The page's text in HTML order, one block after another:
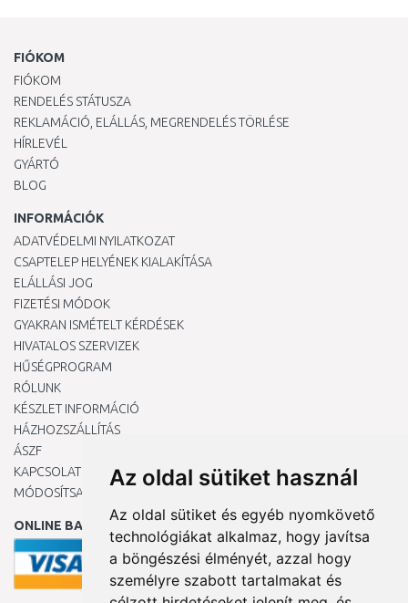
Az oldal sütiket használ
Az oldal sütiket és egyéb nyomkövető
technológiákat alkalmaz, hogy javítsa
a böngészési élményét, azzal hogy
személyre szabott tartalmakat és
FIÓKOM
FIÓKOM
RENDELÉS STÁTUSZA
REKLAMÁCIÓ, ELÁLLÁS, MEGRENDELÉS TÖRLÉSE
HÍRLEVÉL
GYÁRTÓ
BLOG
INFORMÁCIÓK
ADATVÉDELMI NYILATKOZAT
CSAPTELEP HELYÉNEK KIALAKÍTÁSA
ELÁLLÁSI JOG
FIZETÉSI MÓDOK
GYAKRAN ISMÉTELT KÉRDÉSEK
HIVATALOS SZERVIZEK
HŰSÉGPROGRAM
RÓLUNK
KÉSZLET INFORMÁCIÓ
HÁZHOZSZÁLLÍTÁS
ÁSZF
KAPCSOLAT
MÓDOSÍTSA A COOKIE-BEÁLLÍTÁSAIMAT
ONLINE BANKKÁRTYÁVAL